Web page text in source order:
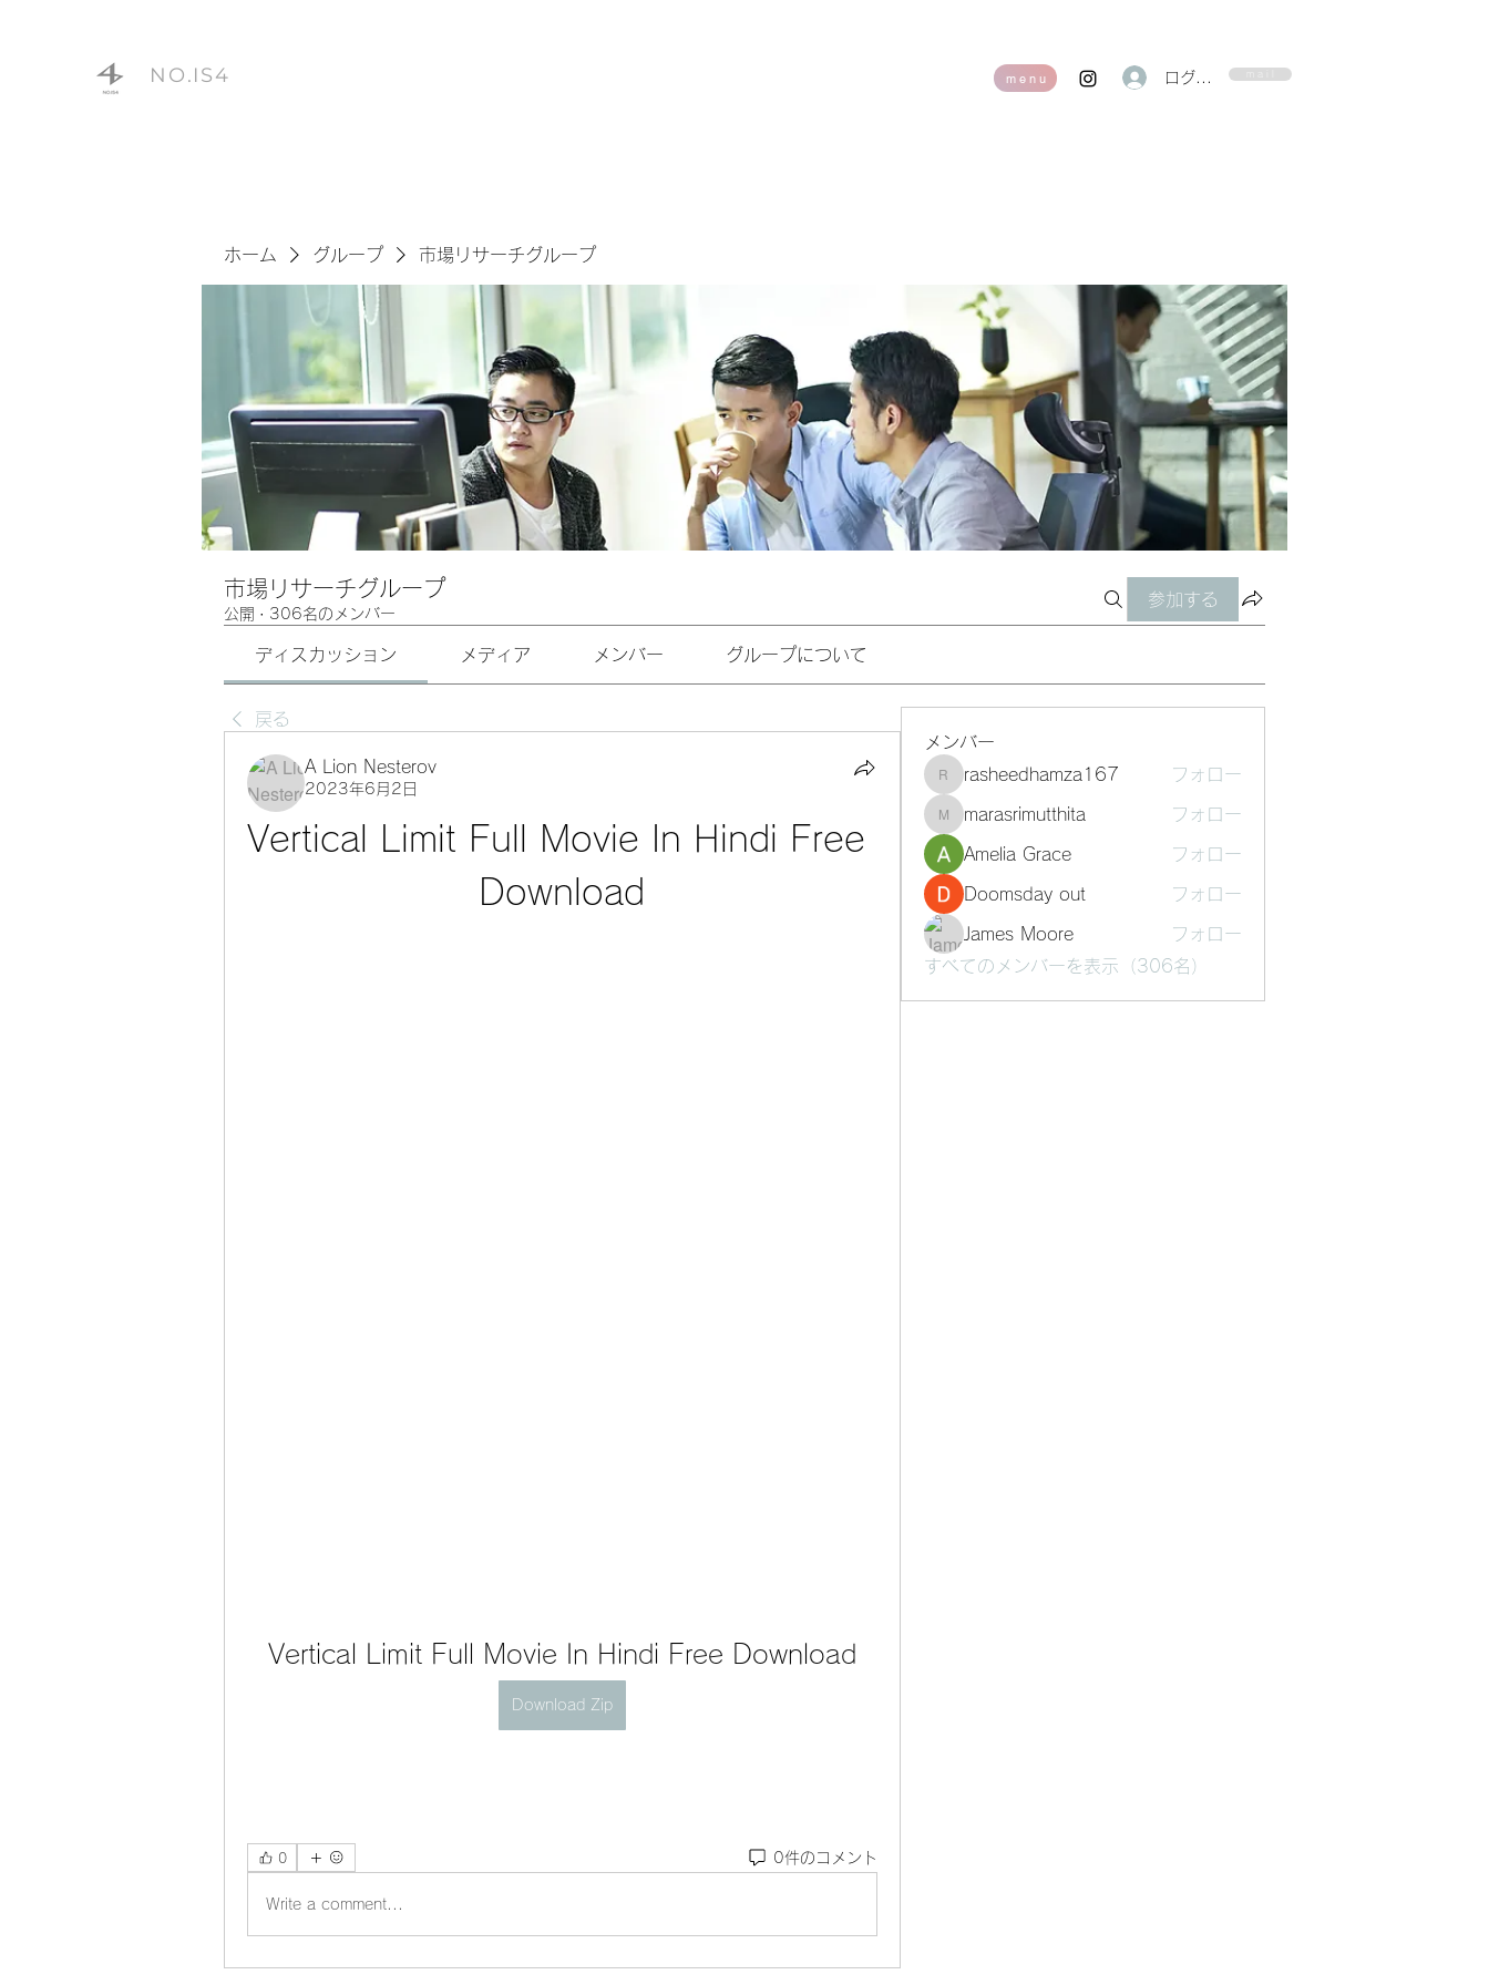
NO.IS4 m e n u ログイン
ホーム グループ 市場リサーチグループ
市場リサーチグループ
公開 · 306名のメンバー
参加する
ディスカッション メディア メンバー グループについて
戻る
A Lion Nesterov
2023年6月2日
Vertical Limit Full Movie In Hindi Free
Download
Vertical Limit Full Movie In Hindi Free Download
Download Zip
0 0件のコメント
Write a comment...
メンバー
rasheedhamza167
rasheedhamza167 フォロー
marasrimutthita
marasrimutthita フォロー
Amelia Grace フォロー
Doomsday out フォロー
James Moore
フォロー
すべてのメンバーを表示（306名）